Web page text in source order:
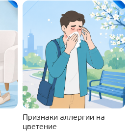
Признаки аллергии на
цветение